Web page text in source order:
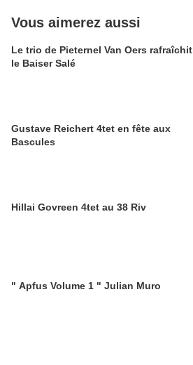
Vous aimerez aussi
Le trio de Pieternel Van Oers rafraîchit
le Baiser Salé
Gustave Reichert 4tet en fête aux
Bascules
Hillai Govreen 4tet au 38 Riv
" Apfus Volume 1 " Julian Muro